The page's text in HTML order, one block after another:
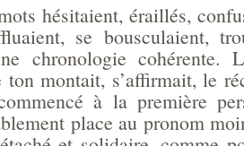
hésitaient, éraillés,
se bousculaient,
chronologie cohérente.
ton montait, s’affirmait, le
à la première
place au pronom